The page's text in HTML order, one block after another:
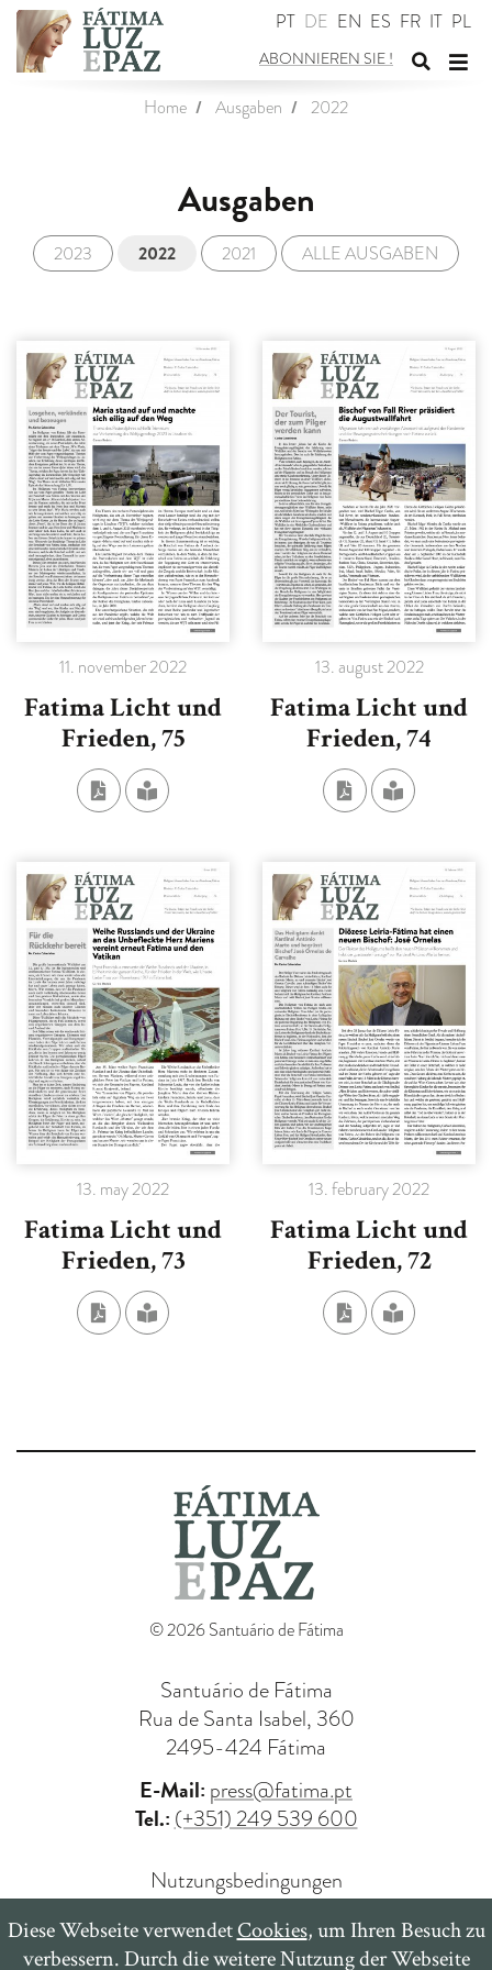
PT DE EN ES FR IT PL
ABONNIEREN SIE !
Home Ausgaben 2022
Ausgaben
2023 2022 2021 ALLE AUSGABEN
11. november 2022
Fatima Licht und
Frieden, 75
ALS PDF-DATEI HERUNTERLADEN
AUSGEWÄHLTE AUSGABE SEHEN
13. august 2022
Fatima Licht und
Frieden, 74
ALS PDF-DATEI
13. may 2022
Fatima Licht und
Frieden, 73
ALS PDF-DATEI HERUNTERLADEN
AUSGEWÄHLTE AUSGABE SEHEN
13. february 2022
Fatima Licht und
Frieden, 72
ALS PDF-DATEI
© 2026 Santuário de Fátima
Santuário de Fátima
Rua de Santa Isabel, 360
2495-424 Fátima
E-Mail: press@fatima.pt
Tel.: (+351) 249 539 600
Nutzungsbedingungen
Privatsphäre
Cookie-Richtlinien
Diese Webseite verwendetCookies, um Ihren Besuch zu
verbessern. Durch die weitere Nutzung der Webseite